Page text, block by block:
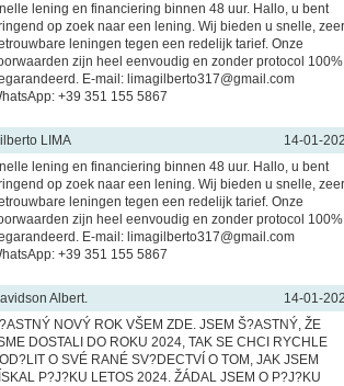
lening en financiering binnen 48 uur. Hallo, u bent
op zoek naar een lening. Wij bieden u snelle, zeer
leningen tegen een redelijk tarief. Onze
zijn heel eenvoudig en zonder protocol 100%
E-mail: limagilberto317@gmail.com
+39 351 155 5867
LIMA
14-01-
lening en financiering binnen 48 uur. Hallo, u bent
op zoek naar een lening. Wij bieden u snelle, zeer
leningen tegen een redelijk tarief. Onze
zijn heel eenvoudig en zonder protocol 100%
E-mail: limagilberto317@gmail.com
+39 351 155 5867
Albert.
14-01-
NOVÝ ROK VŠEM ZDE. JSEM Š?ASTNÝ, ŽE
DOSTALI DO ROKU 2024, TAK SE CHCI RYCHLE
O SVÉ RANÉ SV?DECTVÍ O TOM, JAK JSEM
P?J?KU LETOS 2024. ŽÁDAL JSEM O P?J?KU